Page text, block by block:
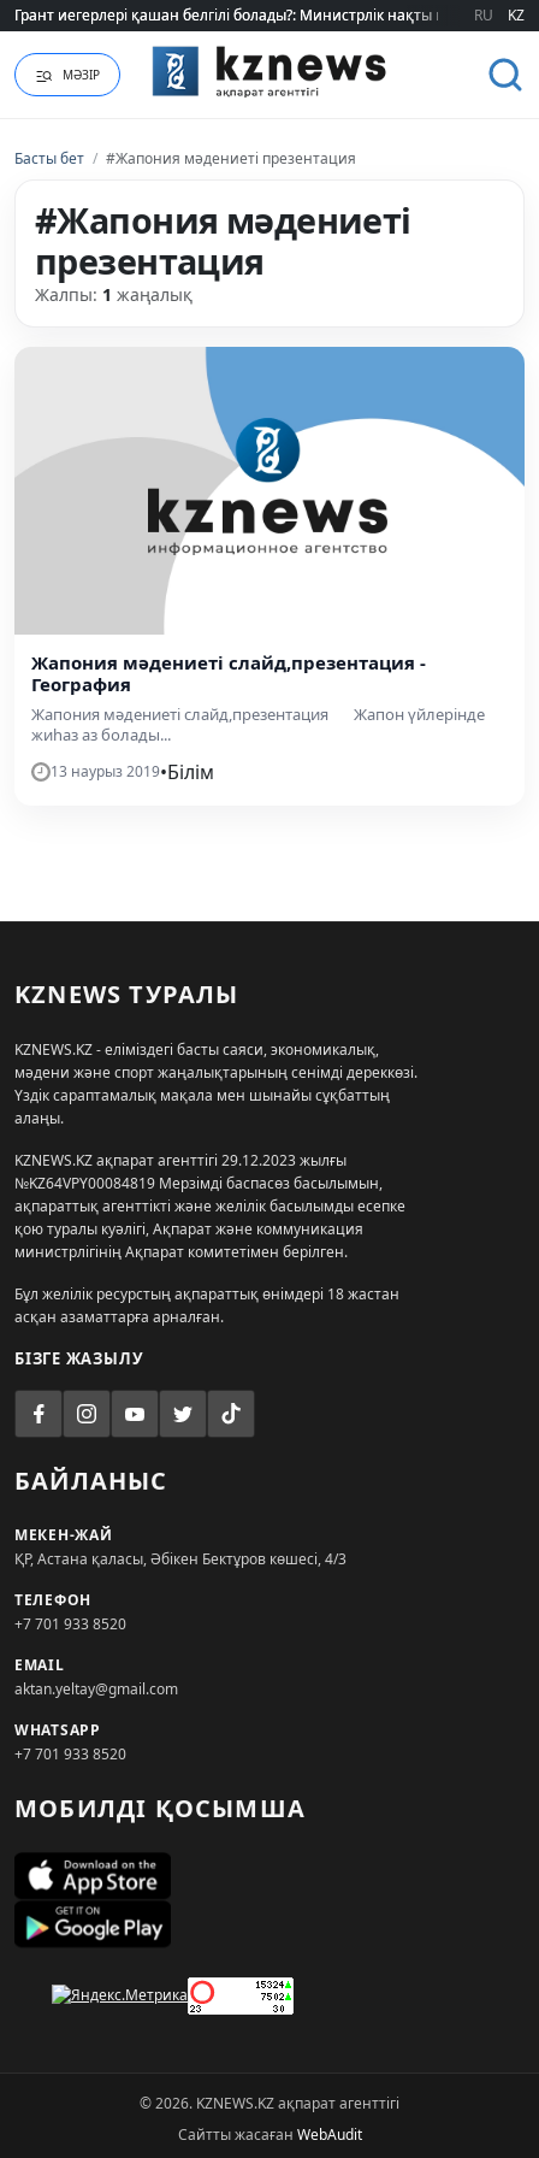
Грант иегерлері қашан белгілі болады?: Министрлік нақты мерзімді
Грант иегерлері қашан белгілі болады?: Министрлік нақты мерзімді
RU KZ
МӘЗІР
Басты бет / #Жапония мәдениеті презентация
#Жапония мәдениеті
презентация
Жалпы: 1 жаңалық
Жапония мәдениеті слайд,презентация -
География
Жапония мәдениеті слайд,презентация Жапон үйлерінде
жиһаз аз болады...
13 наурыз 2019•Білім
KZNEWS ТУРАЛЫ
KZNEWS.KZ - еліміздегі басты саяси, экономикалық,
мәдени және спорт жаңалықтарының сенімді дереккөзі.
Үздік сараптамалық мақала мен шынайы сұқбаттың
алаңы.
KZNEWS.KZ ақпарат агенттігі 29.12.2023 жылғы
№KZ64VPY00084819 Мерзімді баспасөз басылымын,
ақпараттық агенттікті және желілік басылымды есепке
қою туралы куәлігі, Ақпарат және коммуникация
министрлігінің Ақпарат комитетімен берілген.
Бұл желілік ресурстың ақпараттық өнімдері 18 жастан
асқан азаматтарға арналған.
БІЗГЕ ЖАЗЫЛУ
БАЙЛАНЫС
МЕКЕН-ЖАЙ
ҚР, Астана қаласы, Әбікен Бектұров көшесі, 4/3
ТЕЛЕФОН
+7 701 933 8520
EMAIL
aktan.yeltay@gmail.com
WHATSAPP
+7 701 933 8520
МОБИЛДІ ҚОСЫМША
© 2026. KZNEWS.KZ ақпарат агенттігі
Сайтты жасаған WebAudit